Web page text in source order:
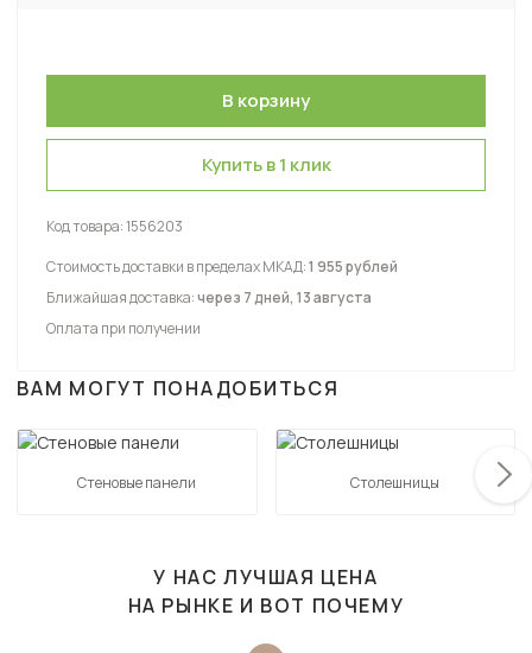
Купить в 1 клик
Код товара:1556203
Стоимость доставки в пределах МКАД:1 955 рублей
Ближайшая доставка:через 7 дней, 13 августа
Оплата при получении
ВАМ МОГУТ ПОНАДОБИТЬСЯ
Стеновые панели Столешницы
У НАС ЛУЧШАЯ ЦЕНА
НА РЫНКЕ И ВОТ ПОЧЕМУ